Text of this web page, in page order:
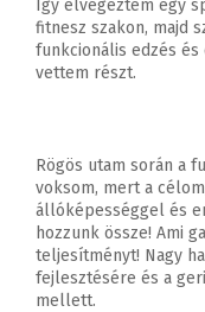
Így elvégeztem egy
fitnesz szakon, majd
funkcionális edzés
vettem részt.
Rögös utam során a
voksom, mert a
állóképességgel és
hozzunk össze! Ami
teljesítményt! Nagy
fejlesztésére és a
mellett.